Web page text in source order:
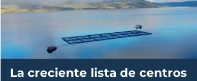
La creciente lista de centros